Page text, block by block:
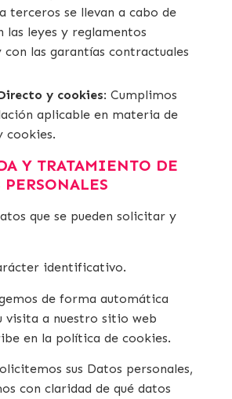
terceros se llevan a cabo de
las leyes y reglamentos
con las garantías contractuales
y cookies: Cumplimos
aplicable en materia de
cookies.
Y TRATAMIENTO DE
PERSONALES
que se pueden solicitar y
identificativo.
de forma automática
visita a nuestro sitio web
en la política de cookies.
sus Datos personales,
con claridad de qué datos